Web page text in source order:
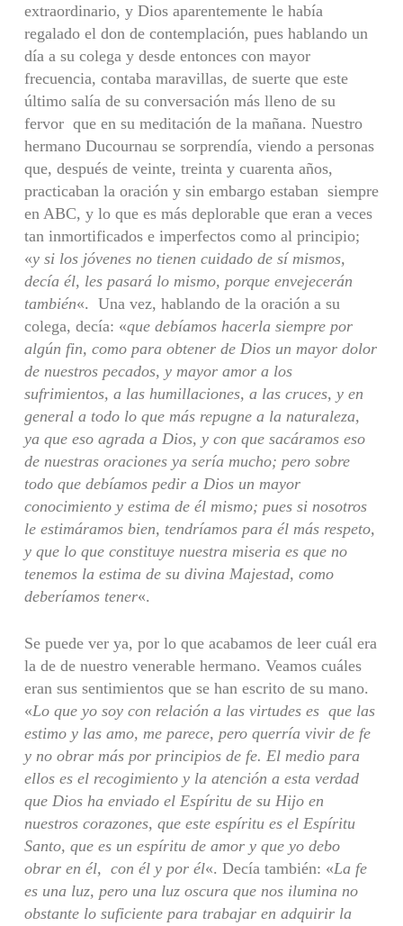
extraordinario, y Dios aparentemente le había
regalado el don de contemplación, pues hablando un
día a su colega y desde entonces con mayor
frecuencia, contaba maravillas, de suerte que este
último salía de su conversación más lleno de su
fervor que en su meditación de la mañana. Nuestro
hermano Ducournau se sorprendía, viendo a personas
que, después de veinte, treinta y cuarenta años,
practicaban la oración y sin embargo estaban siempre
en ABC, y lo que es más deplorable que eran a veces
tan inmortificados e imperfectos como al principio;
«y si los jóvenes no tienen cuidado de sí mismos,
decía él, les pasará lo mismo, porque envejecerán
también«. Una vez, hablando de la oración a su
colega, decía: «que debíamos hacerla siempre por
algún fin, como para obtener de Dios un mayor dolor
de nuestros pecados, y mayor amor a los
sufrimientos, a las humillaciones, a las cruces, y en
general a todo lo que más repugne a la naturaleza,
ya que eso agrada a Dios, y con que sacáramos eso
de nuestras oraciones ya sería mucho; pero sobre
todo que debíamos pedir a Dios un mayor
conocimiento y estima de él mismo; pues si nosotros
le estimáramos bien, tendríamos para él más respeto,
y que lo que constituye nuestra miseria es que no
tenemos la estima de su divina Majestad, como
deberíamos tener«.
Se puede ver ya, por lo que acabamos de leer cuál era
la de de nuestro venerable hermano. Veamos cuáles
eran sus sentimientos que se han escrito de su mano.
«Lo que yo soy con relación a las virtudes es que las
estimo y las amo, me parece, pero querría vivir de fe
y no obrar más por principios de fe. El medio para
ellos es el recogimiento y la atención a esta verdad
que Dios ha enviado el Espíritu de su Hijo en
nuestros corazones, que este espíritu es el Espíritu
Santo, que es un espíritu de amor y que yo debo
obrar en él, con él y por él«. Decía también: «La fe
es una luz, pero una luz oscura que nos ilumina no
obstante lo suficiente para trabajar en adquirir la